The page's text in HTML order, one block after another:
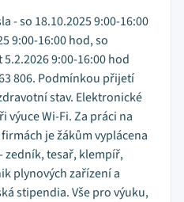
- so 18.10.2025 9:00-16:00
9:00-16:00 hod, so
9:00-16:00 hod
806. Podmínkou přijetí
stav. Elektronické
výuce Wi-Fi. Za práci na
je žákům vyplácena
zedník, tesař, klempíř,
plynových zařízení a
stipendia. Vše pro výuku,